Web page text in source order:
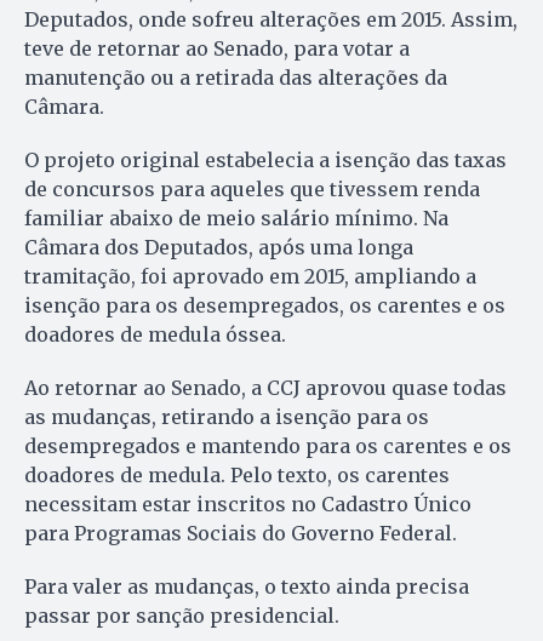
Deputados, onde sofreu alterações em 2015. Assim,
teve de retornar ao Senado, para votar a
manutenção ou a retirada das alterações da
Câmara.
O projeto original estabelecia a isenção das taxas
de concursos para aqueles que tivessem renda
familiar abaixo de meio salário mínimo. Na
Câmara dos Deputados, após uma longa
tramitação, foi aprovado em 2015, ampliando a
isenção para os desempregados, os carentes e os
doadores de medula óssea.
Ao retornar ao Senado, a CCJ aprovou quase todas
as mudanças, retirando a isenção para os
desempregados e mantendo para os carentes e os
doadores de medula. Pelo texto, os carentes
necessitam estar inscritos no Cadastro Único
para Programas Sociais do Governo Federal.
Para valer as mudanças, o texto ainda precisa
passar por sanção presidencial.